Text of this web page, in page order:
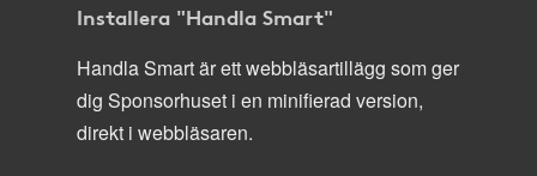
Installera "Handla Smart"
Handla Smart är ett webbläsartillägg som ger
dig Sponsorhuset i en minifierad version,
direkt i webbläsaren.